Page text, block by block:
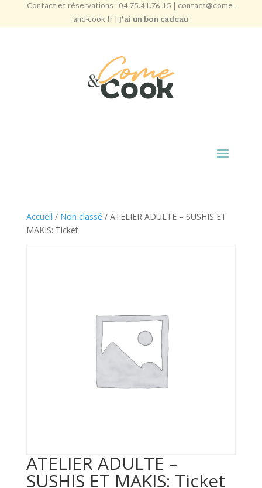
Contact et réservations : 04.75.41.76.15 | contact@come-
and-cook.fr|J’ai un bon cadeau
Accueil / Non classé / ATELIER ADULTE – SUSHIS ET
MAKIS: Ticket
ATELIER ADULTE –
SUSHIS ET MAKIS: Ticket